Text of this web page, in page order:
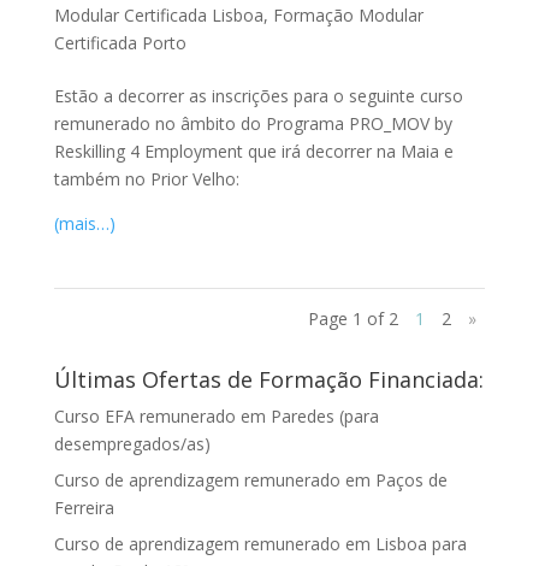
Modular Certificada Lisboa, Formação Modular
Certificada Porto
Estão a decorrer as inscrições para o seguinte curso
remunerado no âmbito do Programa PRO_MOV by
Reskilling 4 Employment que irá decorrer na Maia e
também no Prior Velho:
(mais…)
Page 1 of 2 1 2 »
Últimas Ofertas de Formação Financiada:
Curso EFA remunerado em Paredes (para
desempregados/as)
Curso de aprendizagem remunerado em Paços de
Ferreira
Curso de aprendizagem remunerado em Lisboa para